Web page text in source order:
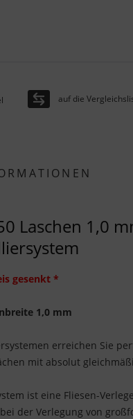
auf die
Laschen 1,0
gesenkt *
1,0 mm
erreichen Sie
mit absolut
ist eine Fliesen-
der Verlegung von